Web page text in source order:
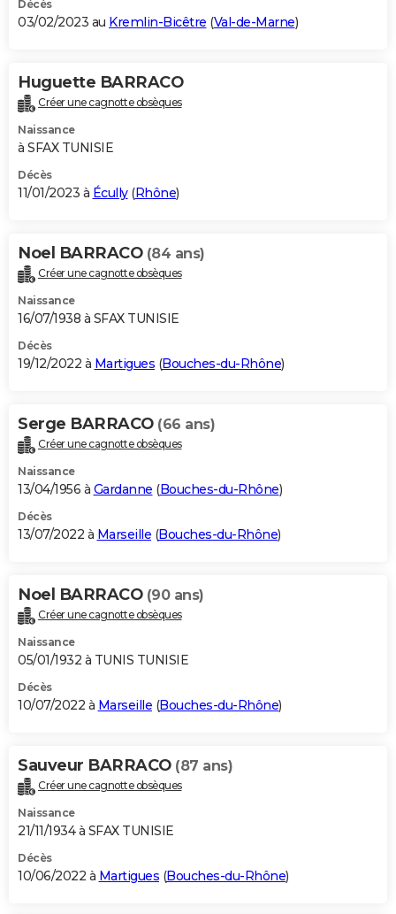
Décès
03/02/2023 au Kremlin-Bicêtre (Val-de-Marne)
Huguette BARRACO
Créer une cagnotte obsèques
Naissance
à SFAX TUNISIE
Décès
11/01/2023 à Écully(Rhône)
Noel BARRACO (84 ans)
Créer une cagnotte obsèques
Naissance
16/07/1938 à SFAX TUNISIE
Décès
19/12/2022 à Martigues (Bouches-du-Rhône)
Serge BARRACO (66 ans)
Créer une cagnotte obsèques
Naissance
13/04/1956 à Gardanne (Bouches-du-Rhône)
Décès
13/07/2022 à Marseille (Bouches-du-Rhône)
Noel BARRACO (90 ans)
Créer une cagnotte obsèques
Naissance
05/01/1932 à TUNIS TUNISIE
Décès
10/07/2022 à Marseille (Bouches-du-Rhône)
Sauveur BARRACO (87 ans)
Créer une cagnotte obsèques
Naissance
21/11/1934 à SFAX TUNISIE
Décès
10/06/2022 à Martigues (Bouches-du-Rhône)